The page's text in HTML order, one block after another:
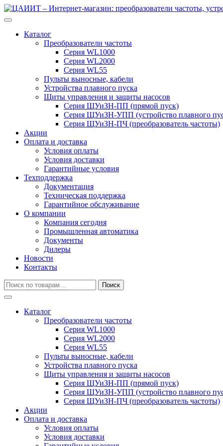
Перейти
к
Перейти
к
Каталог
Преобразователи частоты
Серия WL1000
Серия WL2000
Серия WL55
Пульты выносные, кабели
Устройства плавного пуска
Щиты управления и защиты насосов
Серия ЩУиЗН-ПП (прямой пуск)
Серия ЩУиЗН-УПП (устройство плавного
Серия ЩУиЗН-ПЧ (преобразователь частоты)
Акции
Оплата и доставка
Условия оплаты
Условия доставки
Гарантийные условия
Техподдержка
Документация
Техническая поддержка
Гарантийное обслуживание
О компании
Компания сегодня
Промышленная автоматика
Документы
Дилеры
Новости
Контакты
Искать:
Поиск
Каталог
Преобразователи частоты
Серия WL1000
Серия WL2000
Серия WL55
Пульты выносные, кабели
Устройства плавного пуска
Щиты управления и защиты насосов
Серия ЩУиЗН-ПП (прямой пуск)
Серия ЩУиЗН-УПП (устройство плавного
Серия ЩУиЗН-ПЧ (преобразователь частоты)
Акции
Оплата и доставка
Условия оплаты
Условия доставки